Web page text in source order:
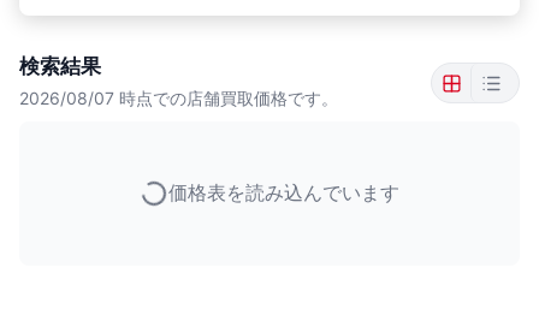
検索結果
2026/08/07 時点での店舗買取価格です。
価格表を読み込んでいます